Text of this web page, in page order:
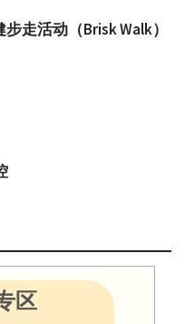
走活动（Brisk Walk）
区